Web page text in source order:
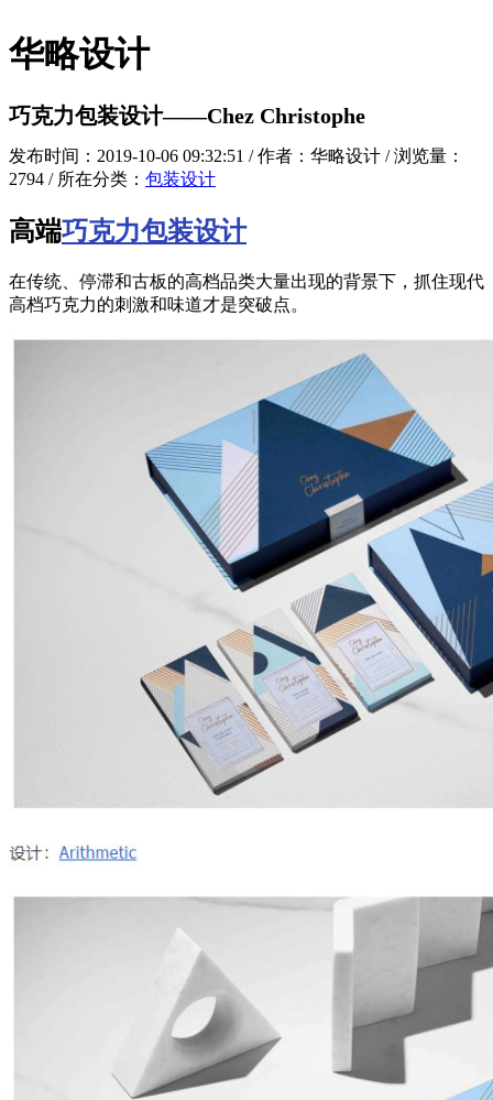
华略设计
巧克力包装设计——Chez Christophe
发布时间：2019-10-06 09:32:51 / 作者：华略设计 / 浏览量：
2794 / 所在分类： 包装设计
高端巧克力包装设计
在传统、停滞和古板的高档品类大量出现的背景下，抓住现代
高档巧克力的刺激和味道才是突破点。